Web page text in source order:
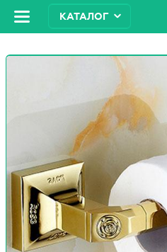
КАТАЛОГ